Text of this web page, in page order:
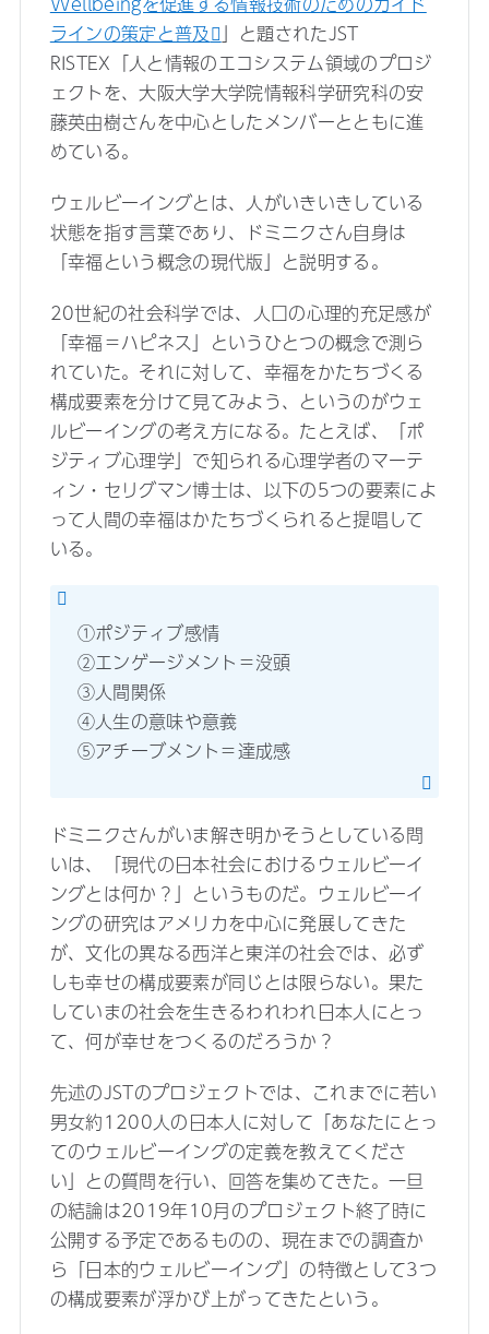
ラインの策定と普及 」と題されたJST
RISTEX「人と情報のエコシステム領域のプロジ
ェクトを、大阪大学大学院情報科学研究科の安
藤英由樹さんを中心としたメンバーとともに進
めている。
ウェルビーイングとは、人がいきいきしている
状態を指す言葉であり、ドミニクさん自身は
「幸福という概念の現代版」と説明する。
20世紀の社会科学では、人口の心理的充足感が
「幸福＝ハピネス」というひとつの概念で測ら
れていた。それに対して、幸福をかたちづくる
構成要素を分けて見てみよう、というのがウェ
ルビーイングの考え方になる。たとえば、「ポ
ジティブ心理学」で知られる心理学者のマーテ
ィン・セリグマン博士は、以下の5つの要素によ
って人間の幸福はかたちづくられると提唱して
いる。
①ポジティブ感情
②エンゲージメント＝没頭
③人間関係
④人生の意味や意義
⑤アチーブメント＝達成感
ドミニクさんがいま解き明かそうとしている問
いは、「現代の日本社会におけるウェルビーイ
ングとは何か？」というものだ。ウェルビーイ
ングの研究はアメリカを中心に発展してきた
が、文化の異なる西洋と東洋の社会では、必ず
しも幸せの構成要素が同じとは限らない。果た
していまの社会を生きるわれわれ日本人にとっ
て、何が幸せをつくるのだろうか？
先述のJSTのプロジェクトでは、これまでに若い
男女約1200人の日本人に対して「あなたにとっ
てのウェルビーイングの定義を教えてくださ
い」との質問を行い、回答を集めてきた。一旦
の結論は2019年10月のプロジェクト終了時に
公開する予定であるものの、現在までの調査か
ら「日本的ウェルビーイング」の特徴として3つ
の構成要素が浮かび上がってきたという。